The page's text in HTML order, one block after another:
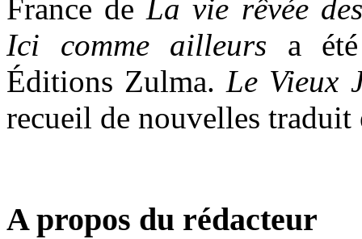
France deLa vie rêvée
Ici comme ailleurs a
Éditions Zulma.Le Vieux
recueil de nouvelles traduit
A propos du rédacteur